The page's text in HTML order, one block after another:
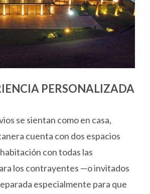
PERSONALIZADA
se sientan como en casa,
cuenta con dos espacios
con todas las
los contrayentes —o invitados
especialmente para que